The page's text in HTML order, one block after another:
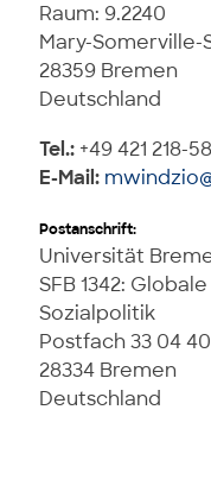
Raum: 9.2240
Mary-Somerville-
28359 Bremen
Deutschland
Tel.: +49 421 218-
E-Mail:
Postanschrift:
Universität
SFB 1342:
Sozialpolitik
Postfach 33 04 40
28334 Bremen
Deutschland